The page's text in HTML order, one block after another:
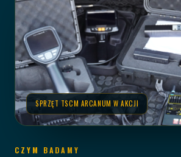
SPRZĘT TSCM ARCANUM W AKCJI
CZYM BADAMY